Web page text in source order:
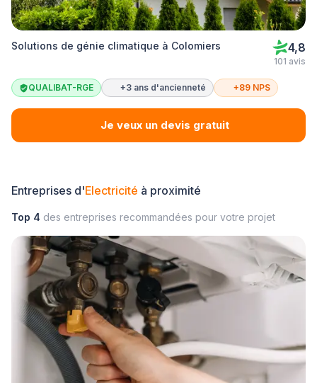
Solutions de génie climatique à Colomiers 4,8
101 avis
QUALIBAT-RGE +3 ans d'ancienneté +89 NPS
Je veux un devis gratuit
Entreprises d'Electricité à proximité
Top 4 des entreprises recommandées pour votre projet